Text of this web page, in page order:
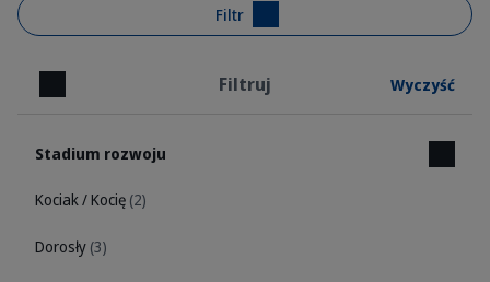
Filtr
Zamknij Filtruj Wyczyść
Stadium rozwoju
Kociak / Kocię (2)
Dorosły (3)